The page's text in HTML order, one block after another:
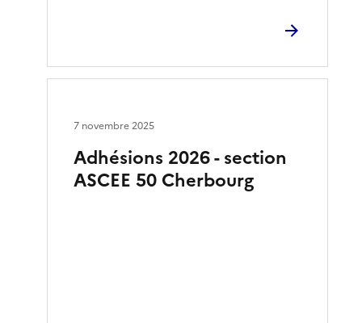
Adhésions 2026 - section
ASCEE 50 Cherbourg
7 novembre 2025